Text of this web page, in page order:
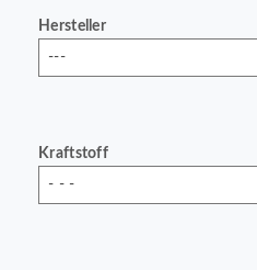
Hersteller
---
Kraftstoff
- - -